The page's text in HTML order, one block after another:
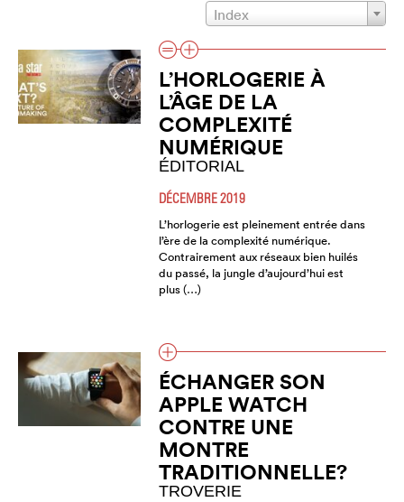
Index
L’HORLOGERIE À
L’ÂGE DE LA
COMPLEXITÉ
NUMÉRIQUE
ÉDITORIAL
DÉCEMBRE 2019
L’horlogerie est pleinement entrée dans
l’ère de la complexité numérique.
Contrairement aux réseaux bien huilés
du passé, la jungle d’aujourd’hui est
plus (…)
ÉCHANGER SON
APPLE WATCH
CONTRE UNE
MONTRE
TRADITIONNELLE?
TROVERIE